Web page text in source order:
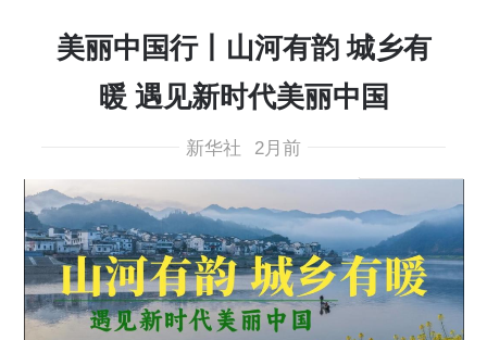
美丽中国行丨山河有韵 城乡有
暖 遇见新时代美丽中国
新华社 2月前